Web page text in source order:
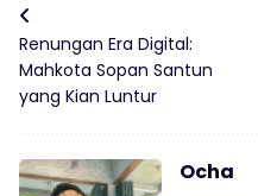
Renungan Era Digital:
Mahkota Sopan Santun
yang Kian Luntur
Ocha